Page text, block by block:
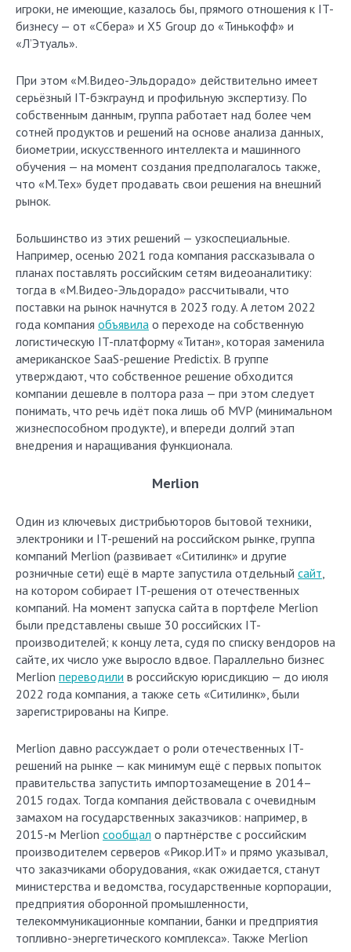
игроки, не имеющие, казалось бы, прямого отношения к IT-
бизнесу — от «Сбера» и X5 Group до «Тинькофф» и
«Л’Этуаль».
При этом «М.Видео-Эльдорадо» действительно имеет
серьёзный IT-бэкграунд и профильную экспертизу. По
собственным данным, группа работает над более чем
сотней продуктов и решений на основе анализа данных,
биометрии, искусственного интеллекта и машинного
обучения — на момент создания предполагалось также,
что «М.Тех» будет продавать свои решения на внешний
рынок.
Большинство из этих решений — узкоспециальные.
Например, осенью 2021 года компания рассказывала о
планах поставлять российским сетям видеоаналитику:
тогда в «М.Видео-Эльдорадо» рассчитывали, что
поставки на рынок начнутся в 2023 году. А летом 2022
года компания объявила о переходе на собственную
логистическую IT-платформу «Титан», которая заменила
американское SaaS-решение Predictix. В группе
утверждают, что собственное решение обходится
компании дешевле в полтора раза — при этом следует
понимать, что речь идёт пока лишь об MVP (минимальном
жизнеспособном продукте), и впереди долгий этап
внедрения и наращивания функционала.
Merlion
Один из ключевых дистрибьюторов бытовой техники,
электроники и IT-решений на российском рынке, группа
компаний Merlion (развивает «Ситилинк» и другие
розничные сети) ещё в марте запустила отдельный сайт,
на котором собирает IT-решения от отечественных
компаний. На момент запуска сайта в портфеле Merlion
были представлены свыше 30 российских IT-
производителей; к концу лета, судя по списку вендоров на
сайте, их число уже выросло вдвое. Параллельно бизнес
Merlion переводили в российскую юрисдикцию — до июля
2022 года компания, а также сеть «Ситилинк», были
зарегистрированы на Кипре.
Merlion давно рассуждает о роли отечественных IT-
решений на рынке — как минимум ещё с первых попыток
правительства запустить импортозамещение в 2014–
2015 годах. Тогда компания действовала с очевидным
замахом на государственных заказчиков: например, в
2015-м Merlion сообщал о партнёрстве с российским
производителем серверов «Рикор.ИТ» и прямо указывал,
что заказчиками оборудования, «как ожидается, станут
министерства и ведомства, государственные корпорации,
предприятия оборонной промышленности,
телекоммуникационные компании, банки и предприятия
топливно-энергетического комплекса». Также Merlion